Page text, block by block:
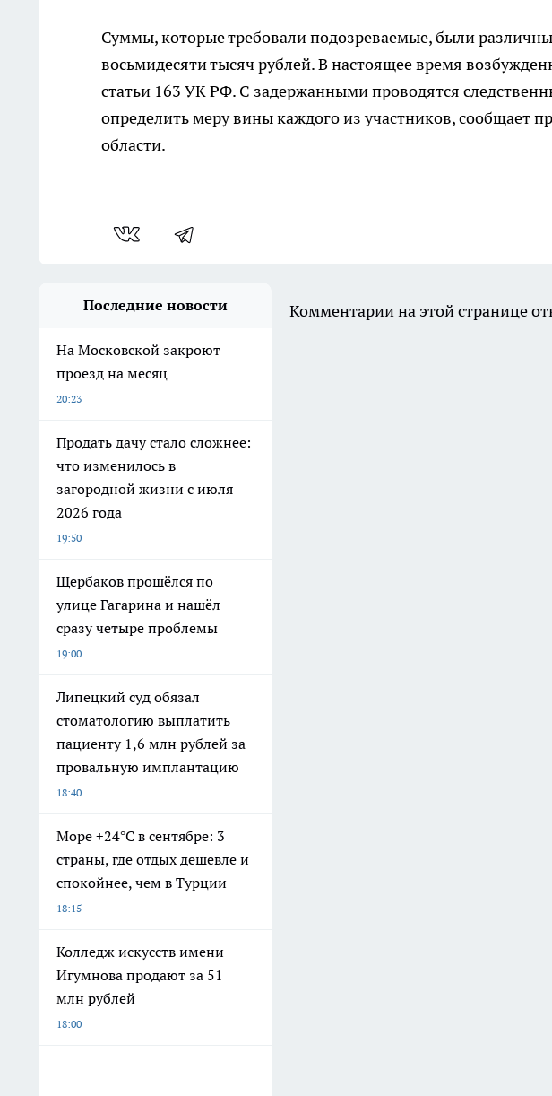
Суммы, которые требовали подозреваемые, были
восьмидесяти тысяч рублей. В настоящее время
статьи 163 УК РФ. С задержанными проводятся
определить меру вины каждого из участников, сообщает
области.
Последние новости
На Московской закроют
проезд на месяц
20:23
Продать дачу стало сложнее:
что изменилось в
загородной жизни с июля
2026 года
19:50
Щербаков прошёлся по
улице Гагарина и нашёл
сразу четыре проблемы
19:00
Липецкий суд обязал
стоматологию выплатить
пациенту 1,6 млн рублей за
провальную имплантацию
18:40
Море +24°C в сентябре: 3
страны, где отдых дешевле и
спокойнее, чем в Турции
18:15
Колледж искусств имени
Игумнова продают за 51
млн рублей
18:00
Комментарии на этой странице